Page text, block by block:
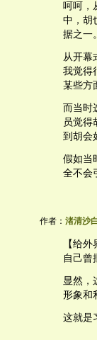
呵呵，
中，胡
据之一。
从开幕
我觉得
某些方
而当时
员觉得
到胡会
假如当
全不会
作者： 渚清沙
【给
自己曾
显然，
形象和
这就是